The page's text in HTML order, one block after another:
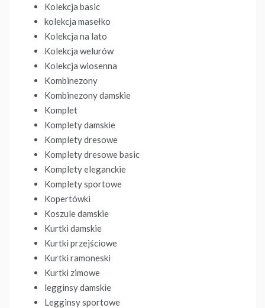
Kolekcja basic
kolekcja masełko
Kolekcja na lato
Kolekcja welurów
Kolekcja wiosenna
Kombinezony
Kombinezony damskie
Komplet
Komplety damskie
Komplety dresowe
Komplety dresowe basic
Komplety eleganckie
Komplety sportowe
Kopertówki
Koszule damskie
Kurtki damskie
Kurtki przejściowe
Kurtki ramoneski
Kurtki zimowe
legginsy damskie
Legginsy sportowe